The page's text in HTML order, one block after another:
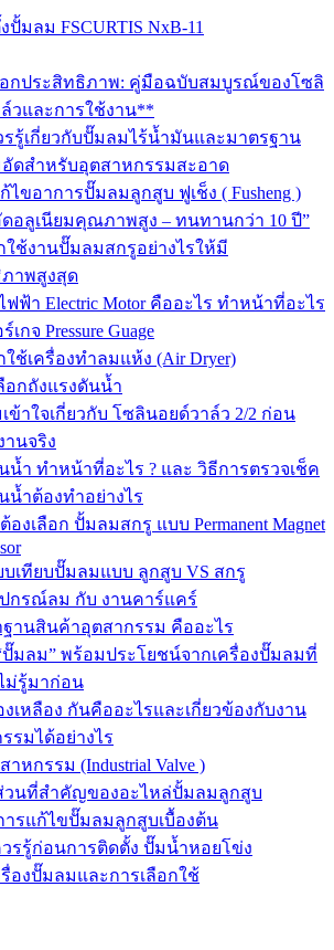
ปั้มลม FSCURTIS NxB-11
กประสิทธิภาพ: คู่มือฉบับสมบูรณ์ของโซลิ
วและการใช้งาน**
รรู้เกี่ยวกับปั๊มลมไร้น้ำมันและมาตรฐาน
ดสำหรับอุตสาหกรรมสะอาด
ไขอาการปั๊มลมลูกสูบ ฟูเช็ง ( Fusheng )
อลูเนียมคุณภาพสูง – ทนทานกว่า 10 ปี”
ใช้งานปั๊มลมสกรูอย่างไรให้มี
าพสูงสุด
ฟฟ้า Electric Motor คืออะไร ทำหน้าที่อะไร
เกจ Pressure Guage
ใช้เครื่องทำลมแห้ง (Air Dryer)
อกถังแรงดันน้ำ
ข้าใจเกี่ยวกับ โซลินอยด์วาล์ว 2/2 ก่อน
านจริง
น้ำ ทำหน้าที่อะไร ? และ วิธีการตรวจเช็ค
น้ำต้องทำอย่างไร
องเลือก ปั้มลมสกรู แบบ Permanent Magnet
บเทียบปั๊มลมแบบ ลูกสูบ VS สกรู
กรณ์ลม กับ งานคาร์แคร์
ฐานสินค้าอุตสากรรม คืออะไร
ปั๊มลม” พร้อมประโยชน์จากเครื่องปั๊มลมที่
ม่รู้มาก่อน
เหลือง กันคืออะไรและเกี่ยวข้องกับงาน
รมได้อย่างไร
าหกรรม (Industrial Valve )
วนที่สำคัญของอะไหล่ปั้มลมลูกสูบ
ารแก้ไขปั๊มลมลูกสูบเบื้องต้น
รรู้ก่อนการติดตั้ง ปั๊มน้ำหอยโข่ง
องปั๊มลมและการเลือกใช้